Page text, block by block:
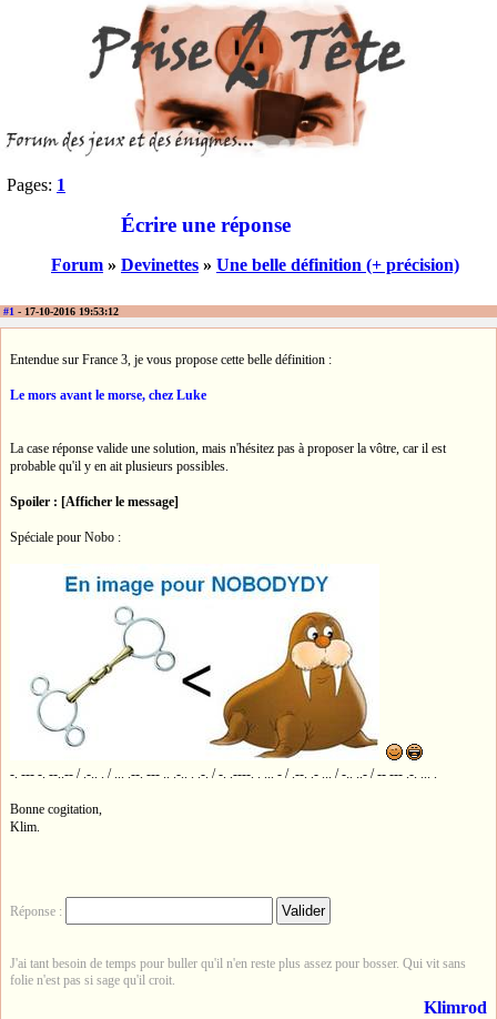
Pages: 1
Écrire une réponse
Forum » Devinettes » Une belle définition (+ précision)
#1 - 17-10-2016 19:53:12
Entendue sur France 3, je vous propose cette belle définition :
Le mors avant le morse, chez Luke
La case réponse valide une solution, mais n'hésitez pas à proposer la vôtre, car il est
probable qu'il y en ait plusieurs possibles.
Spoiler : [Afficher le message]
Spéciale pour Nobo :
-. --- -. --..-- / .-.. . / ... .--. --- .. .-.. . .-. / -. .----. . ... - / .--. .- ... / -.. ..- / -- --- .-. ... .
Bonne cogitation,
Klim.
Réponse :
J'ai tant besoin de temps pour buller qu'il n'en reste plus assez pour bosser. Qui vit sans
folie n'est pas si sage qu'il croit.
Klimrod